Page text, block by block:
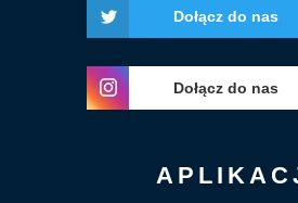
Dołącz do nas
Dołącz do nas